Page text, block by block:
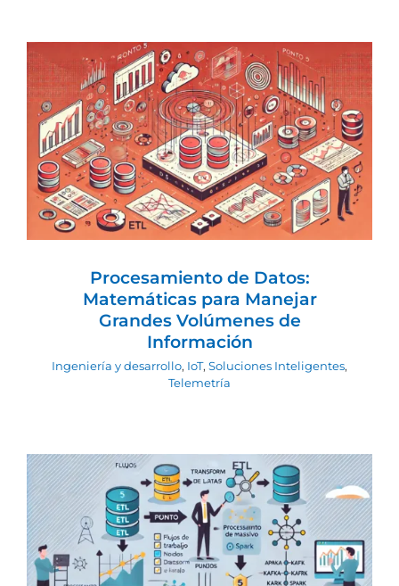
Procesamiento de Datos: Matemáticas
para Manejar Grandes Volúmenes de
Información
Ingeniería y desarrollo IoT Soluciones
Inteligentes Telemetría
Procesamiento de Datos:
Matemáticas para Manejar
Grandes Volúmenes de
Información
Ingeniería y desarrollo, IoT, Soluciones Inteligentes,
Telemetría
5. Business Intelligence para maquinas
desatendidas: Procesamiento de
datos